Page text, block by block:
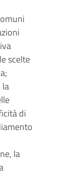
scelte
la
di
la